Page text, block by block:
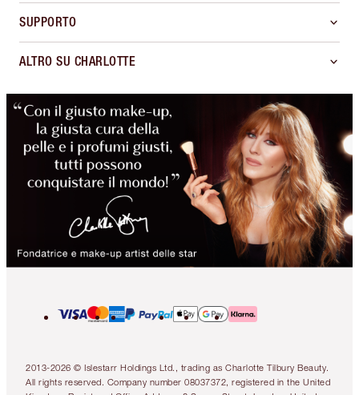
SUPPORTO
ALTRO SU CHARLOTTE
2013-2026 © Islestarr Holdings Ltd., trading as Charlotte Tilbury Beauty.
All rights reserved. Company number 08037372, registered in the United